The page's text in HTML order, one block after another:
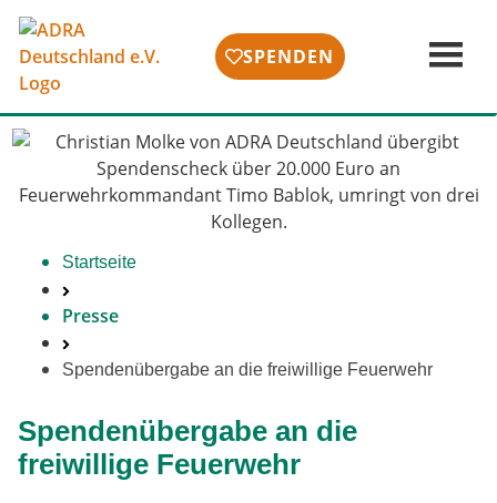
SPENDEN
Startseite
Presse
Spendenübergabe an die freiwillige Feuerwehr
Spendenübergabe an die
freiwillige Feuerwehr